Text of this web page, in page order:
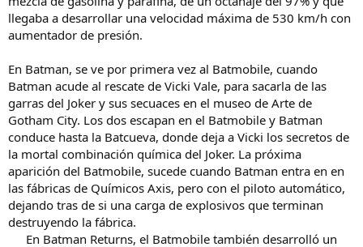
llegaba a desarrollar una velocidad máxima de 530 km/h con
aumentador de presión.
En Batman, se ve por primera vez al Batmobile, cuando
Batman acude al rescate de Vicki Vale, para sacarla de las
garras del Joker y sus secuaces en el museo de Arte de
Gotham City. Los dos escapan en el Batmobile y Batman
conduce hasta la Batcueva, donde deja a Vicki los secretos de
la mortal combinación química del Joker. La próxima
aparición del Batmobile, sucede cuando Batman entra en en
las fábricas de Químicos Axis, pero con el piloto automático,
dejando tras de si una carga de explosivos que terminan
destruyendo la fábrica.
En Batman Returns, el Batmobile también desarrolló un